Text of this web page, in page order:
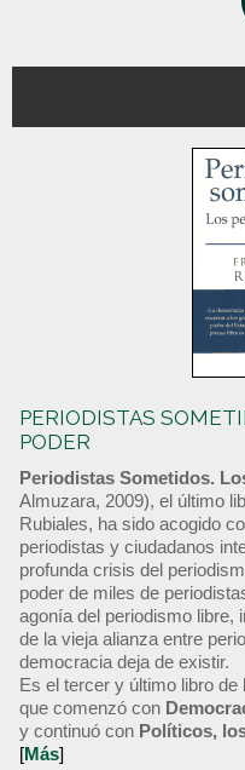
PERIODISTAS
PODER
Periodistas Sometidos.
Almuzara, 2009), el último
Rubiales, ha sido acogido
periodistas y ciudadanos
profunda crisis del
poder de miles de
agonía del periodismo libre,
de la vieja alianza entre
democracia deja de existir.
Es el tercer y último libro
que comenzó con
y continuó con Políticos,
[Más]